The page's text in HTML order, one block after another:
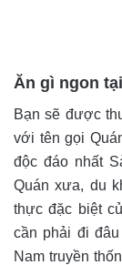
Ăn gì ngon
Bạn sẽ được
với tên gọi
độc đáo nhất
Quán xưa, du
thực đặc biệt
cần phải đi
Nam truyền